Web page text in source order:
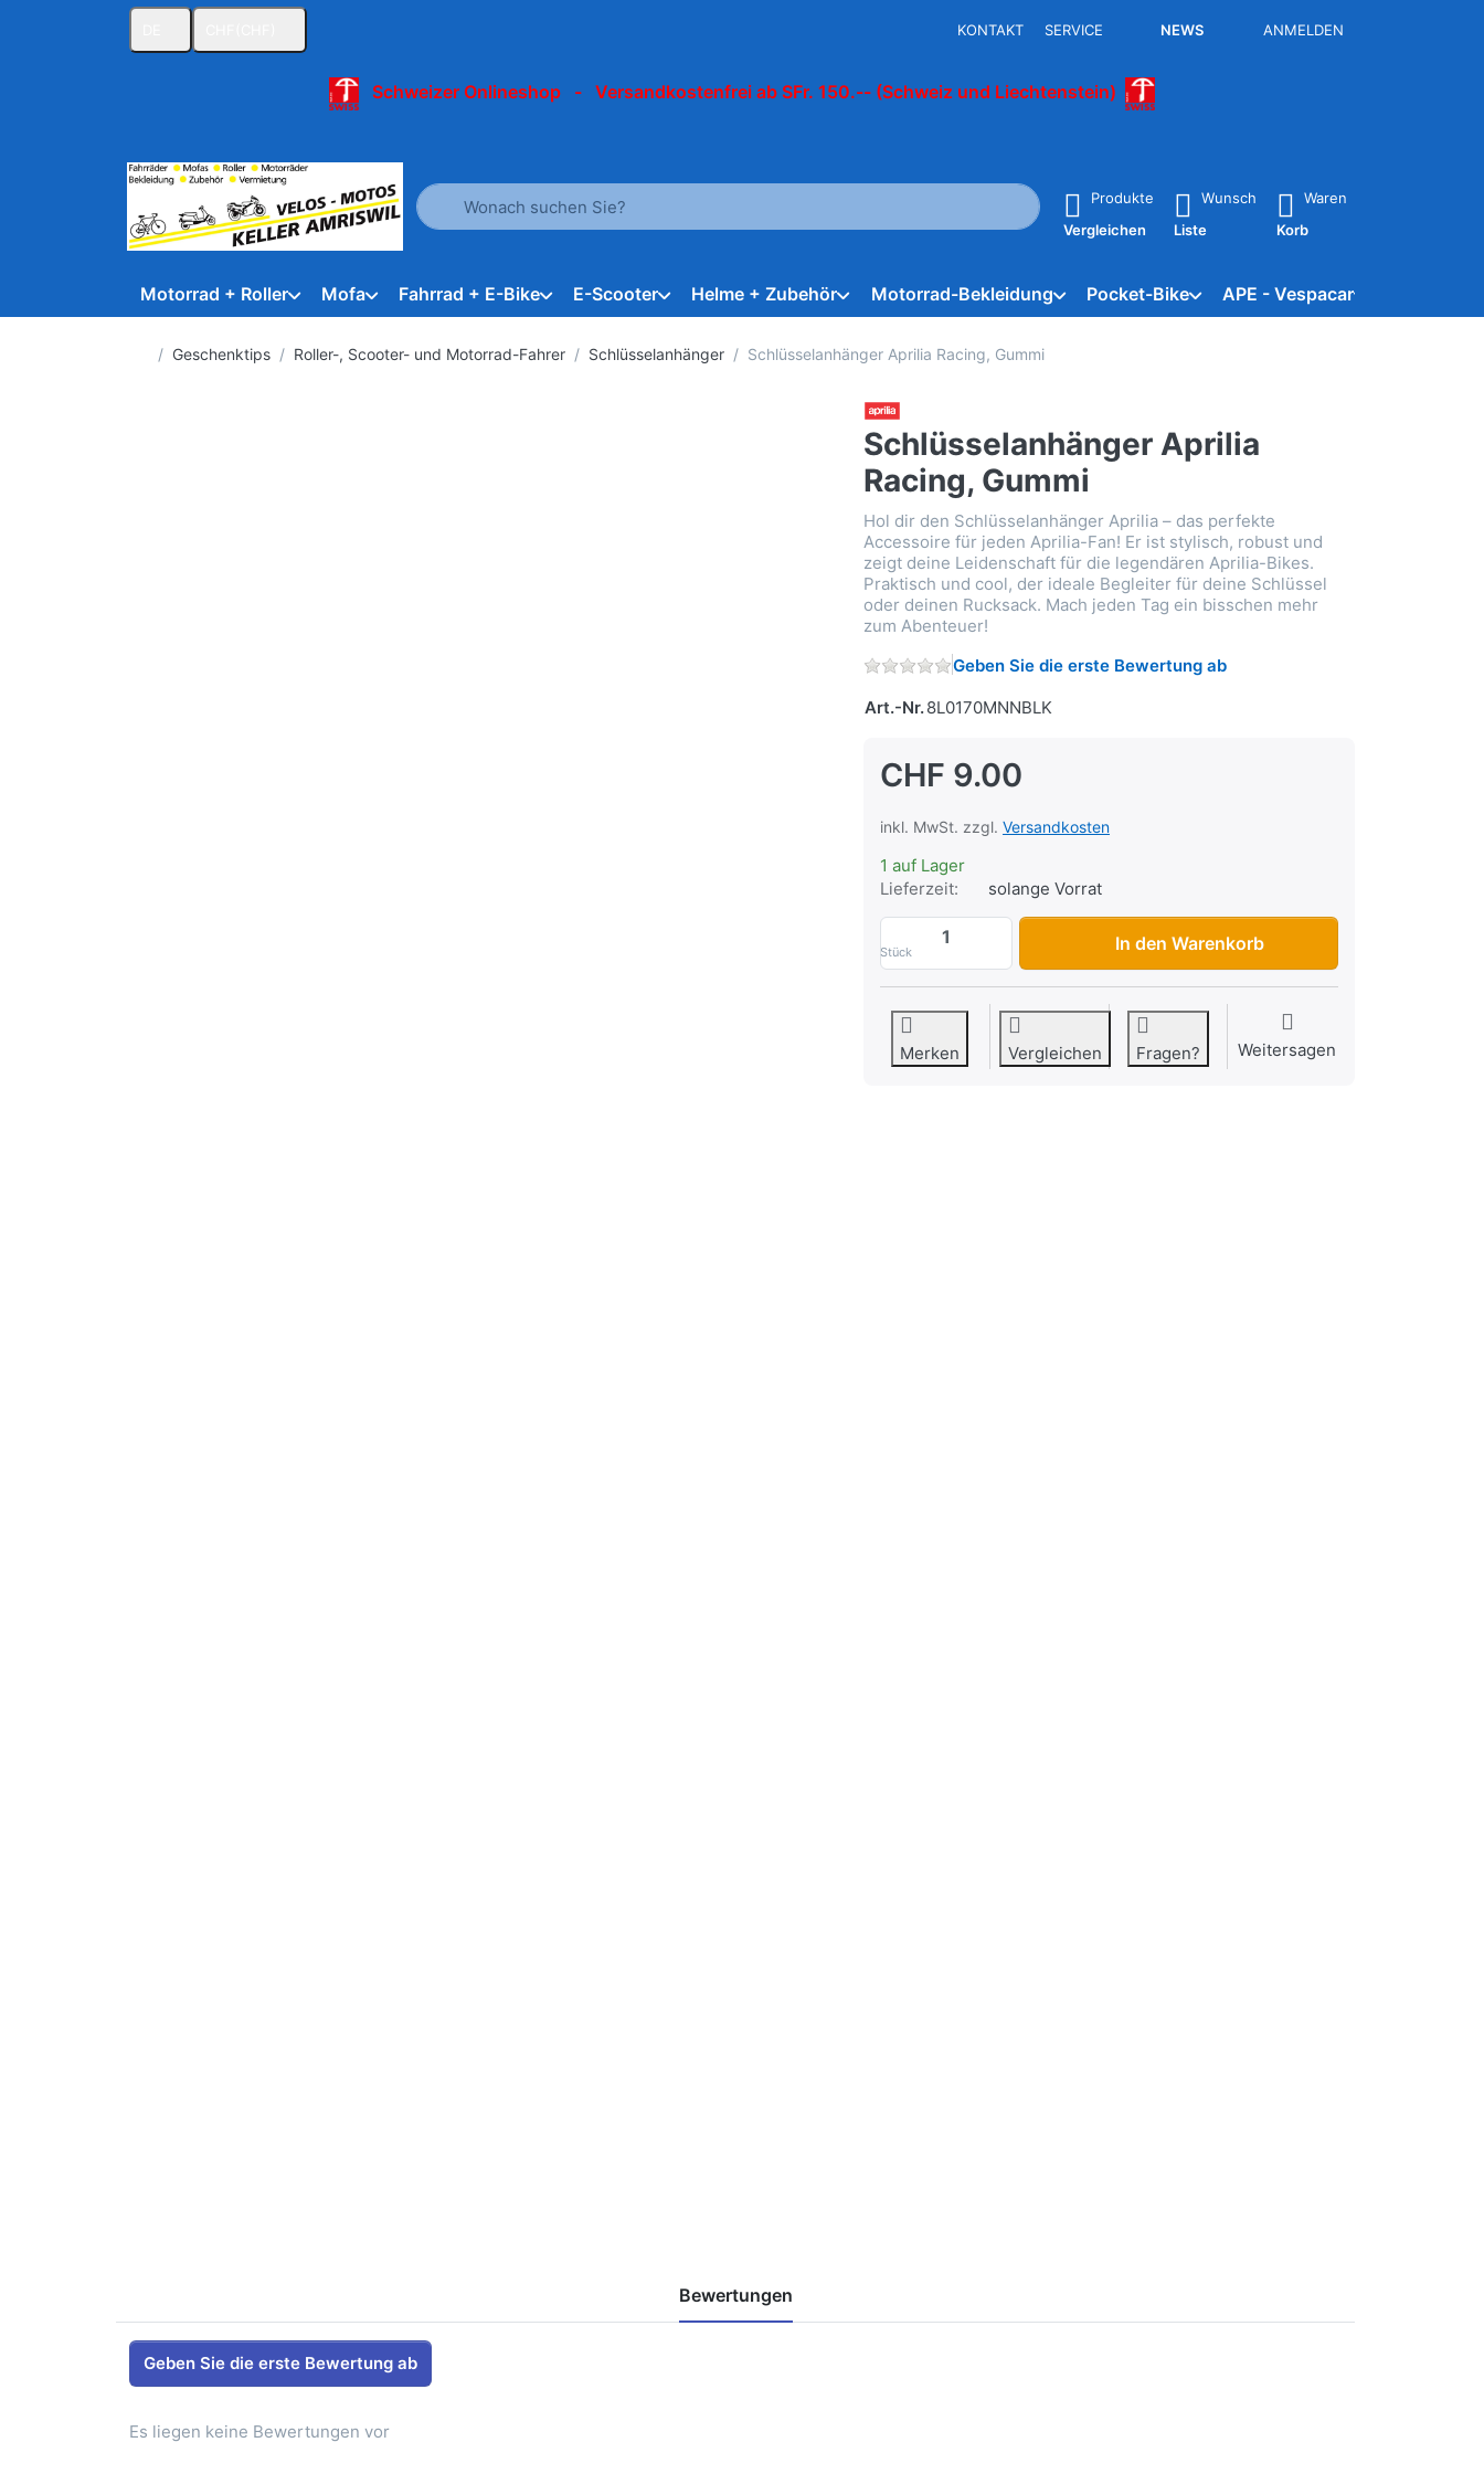
KONTAKT SERVICE NEWS ANMELDEN
Schweizer Onlineshop - Versandkostenfrei ab SFr. 150.-- (Schweiz und Liechtenstein)
Geben Sie einen Suchbegriff ein. Während Sie tippen, erscheinen automatisch erste Ergebnisse. Drücken Sie die Eingabetaste, um alle
Produkte
Vergleichen
Wunsch
Liste
Waren
Korb
Motorrad + Roller Mofa Fahrrad + E-Bike E-Scooter Helme + Zubehör Motorrad-Bekleidung Pocket-Bike APE - Vespacar
Startseite
Geschenktips Roller-, Scooter- und Motorrad-Fahrer Schlüsselanhänger Schlüsselanhänger Aprilia Racing, Gummi
Schlüsselanhänger Aprilia
Racing, Gummi
Hol dir den Schlüsselanhänger Aprilia – das perfekte
Accessoire für jeden Aprilia-Fan! Er ist stylisch, robust und
zeigt deine Leidenschaft für die legendären Aprilia-Bikes.
Praktisch und cool, der ideale Begleiter für deine Schlüssel
oder deinen Rucksack. Mach jeden Tag ein bisschen mehr
zum Abenteuer!
Geben Sie die erste Bewertung ab
Art.-Nr.8L0170MNNBLK
CHF 9.00
inkl. MwSt. zzgl. Versandkosten
1 auf Lager
Lieferzeit:
solange Vorrat
Stück
Schlüsselanhänger Aprilia Racing, Gummi zu CHF 9.00,
In den Warenkorb
Merken Vergleichen Fragen? Weitersagen
Bewertungen
Geben Sie die erste Bewertung ab
Es liegen keine Bewertungen vor